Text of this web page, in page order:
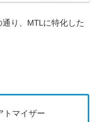
り、MTLに特化した
トマイザー